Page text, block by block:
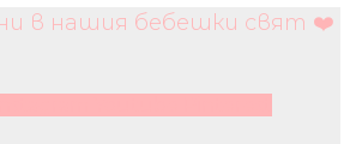
в нашия бебешки свят ❤️